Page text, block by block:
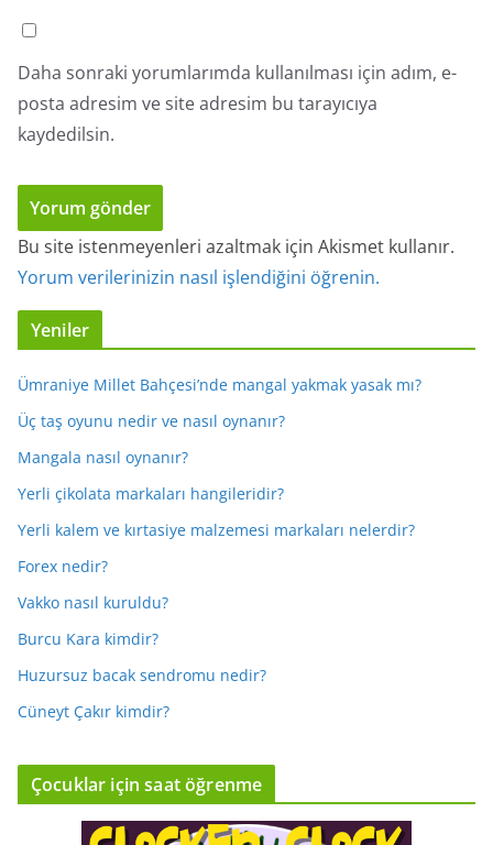
Daha sonraki yorumlarımda kullanılması için adım, e-
posta adresim ve site adresim bu tarayıcıya
kaydedilsin.
Bu site istenmeyenleri azaltmak için Akismet kullanır.
Yorum verilerinizin nasıl işlendiğini öğrenin.
Yeniler
Ümraniye Millet Bahçesi’nde mangal yakmak yasak mı?
Üç taş oyunu nedir ve nasıl oynanır?
Mangala nasıl oynanır?
Yerli çikolata markaları hangileridir?
Yerli kalem ve kırtasiye malzemesi markaları nelerdir?
Forex nedir?
Vakko nasıl kuruldu?
Burcu Kara kimdir?
Huzursuz bacak sendromu nedir?
Cüneyt Çakır kimdir?
Çocuklar için saat öğrenme